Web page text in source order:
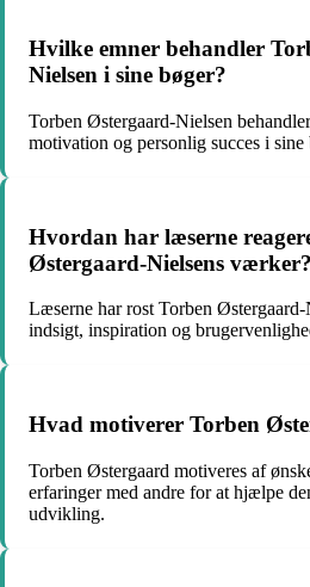
Hvilke emner behandler
Nielsen i sine bøger?
Torben Østergaard-Nielsen
motivation og personlig succes i sine
Hvordan har læserne
Østergaard-Nielsens værker?
Læserne har rost Torben
indsigt, inspiration og
Hvad motiverer Torben
Torben Østergaard motiveres af
erfaringer med andre for at hjælpe
udvikling.